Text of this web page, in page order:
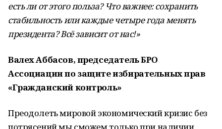
есть ли от этого польза? Что важнее: сохранить
стабильность или каждые четыре года менять
президента? Всё зависит от нас!»
Валех Аббасов, председатель БРО
Ассоциации по защите избирательных прав
«Гражданский контроль»
Преодолеть мировой экономический кризис без